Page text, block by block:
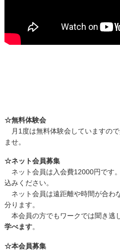
☆無料体験会
月1度は無料体験会していますの
ませ。
☆ネット会員募集
ネット会員は入会費12000円です
込みください。
ネット会員は遠距離や時間が合わ
分ります。
本会員の方でもワークでは聞き逃
学べます。
☆本会員募集